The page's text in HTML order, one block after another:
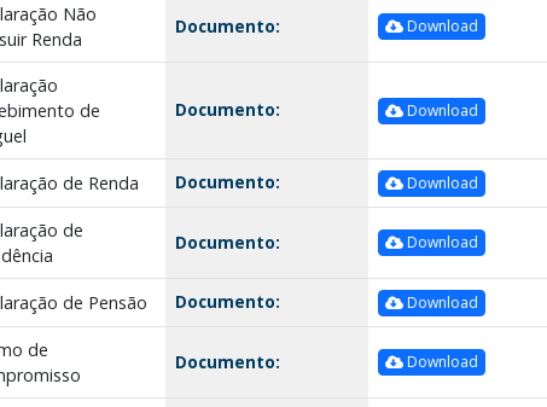
Não
Renda
Documento: Download
de
Documento: Download
de Renda Documento: Download
de
Documento: Download
de Pensão Documento: Download
de
Documento: Download